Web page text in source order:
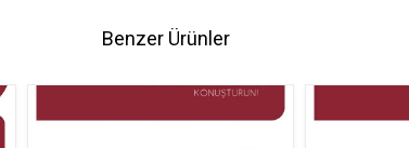
Benzer Ürünler